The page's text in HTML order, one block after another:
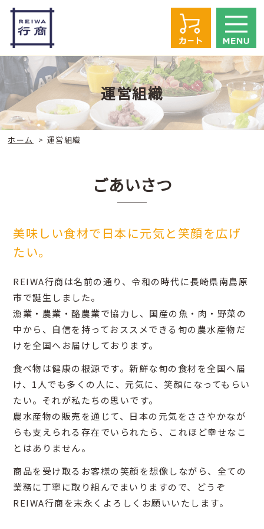
運営組織
ホーム > 運営組織
ごあいさつ
美味しい食材で日本に元気と笑顔を広げ
たい。
REIWA行商は名前の通り、令和の時代に長崎県南島原
市で誕生しました。
漁業・農業・酪農業で協力し、国産の魚・肉・野菜の
中から、自信を持っておススメできる旬の農水産物だ
けを全国へお届けしております。
食べ物は健康の根源です。新鮮な旬の食材を全国へ届
け、1人でも多くの人に、元気に、笑顔になってもらい
たい。それが私たちの思いです。
農水産物の販売を通じて、日本の元気をささやかなが
らも支えられる存在でいられたら、これほど幸せなこ
とはありません。
商品を受け取るお客様の笑顔を想像しながら、全ての
業務に丁寧に取り組んでまいりますので、どうぞ
REIWA行商を末永くよろしくお願いいたします。